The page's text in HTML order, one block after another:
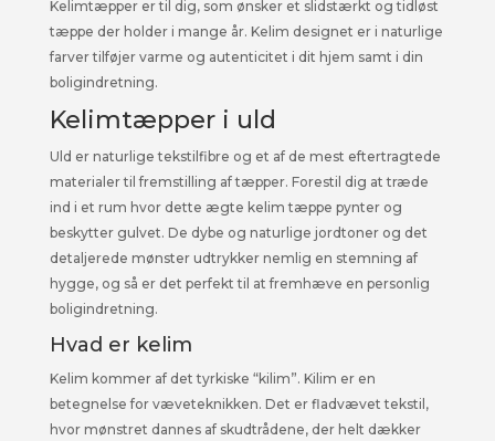
Kelimtæpper er til dig, som ønsker et slidstærkt og tidløst
tæppe der holder i mange år. Kelim designet er i naturlige
farver tilføjer varme og autenticitet i dit hjem samt i din
boligindretning.
Kelimtæpper i uld
Uld er naturlige tekstilfibre og et af de mest eftertragtede
materialer til fremstilling af tæpper. Forestil dig at træde
ind i et rum hvor dette ægte kelim tæppe pynter og
beskytter gulvet. De dybe og naturlige jordtoner og det
detaljerede mønster udtrykker nemlig en stemning af
hygge, og så er det perfekt til at fremhæve en personlig
boligindretning.
Hvad er kelim
Kelim kommer af det tyrkiske “kilim”. Kilim er en
betegnelse for væveteknikken. Det er fladvævet tekstil,
hvor mønstret dannes af skudtrådene, der helt dækker